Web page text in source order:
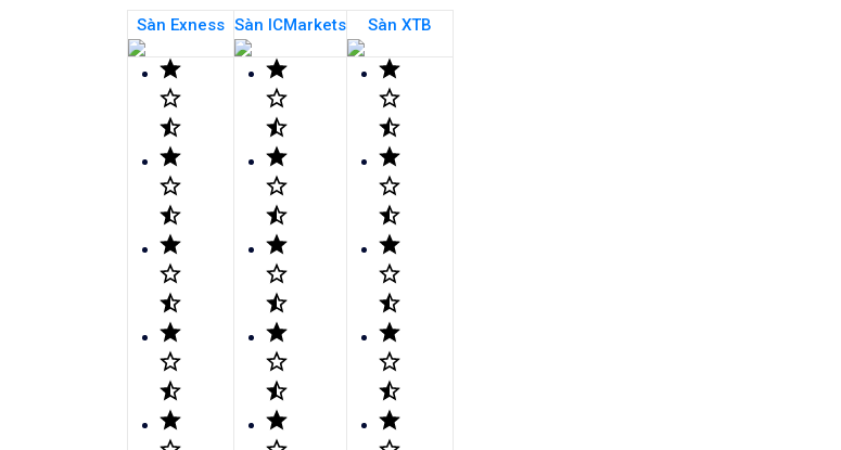
Sàn Exness Sàn ICMarkets Sàn XTB